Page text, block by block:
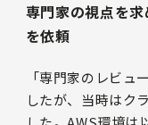
専門家の視点を
を依頼
「専門家のレビュ
したが、当時はク